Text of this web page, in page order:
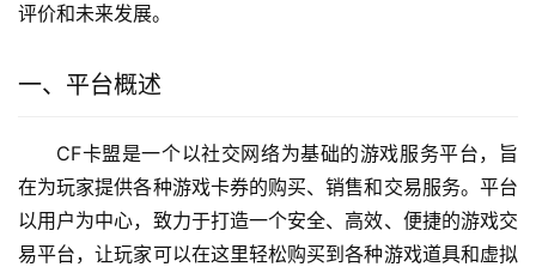
评价和未来发展。
一、平台概述
CF卡盟是一个以社交网络为基础的游戏服务平台，旨
在为玩家提供各种游戏卡券的购买、销售和交易服务。平台
以用户为中心，致力于打造一个安全、高效、便捷的游戏交
易平台，让玩家可以在这里轻松购买到各种游戏道具和虚拟